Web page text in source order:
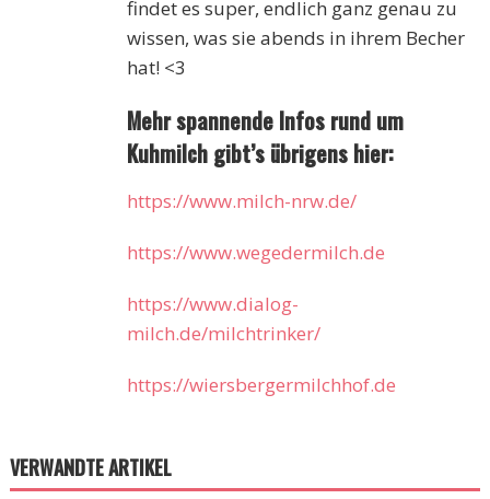
findet es super, endlich ganz genau zu
wissen, was sie abends in ihrem Becher
hat! <3
Mehr spannende Infos rund um
Kuhmilch gibt’s übrigens hier:
https://www.milch-nrw.de/
https://www.wegedermilch.de
https://www.dialog-
milch.de/milchtrinker/
https://wiersbergermilchhof.de
VERWANDTE ARTIKEL